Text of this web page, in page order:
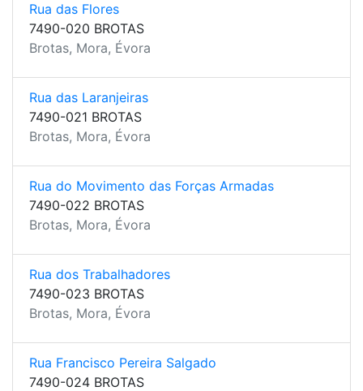
Rua das Flores
7490-020 BROTAS
Brotas, Mora, Évora
Rua das Laranjeiras
7490-021 BROTAS
Brotas, Mora, Évora
Rua do Movimento das Forças Armadas
7490-022 BROTAS
Brotas, Mora, Évora
Rua dos Trabalhadores
7490-023 BROTAS
Brotas, Mora, Évora
Rua Francisco Pereira Salgado
7490-024 BROTAS